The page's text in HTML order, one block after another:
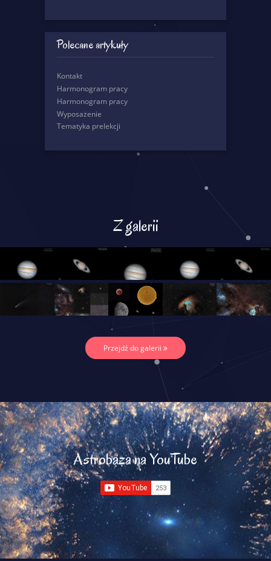
Polecane artykuły
Kontakt
Harmonogram pracy
Harmonogram pracy
Wyposażenie
Tematyka prelekcji
Z galerii
Przejdź do galerii
Astrobaza na YouTube